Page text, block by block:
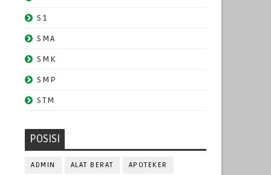
S1
SMA
SMK
SMP
STM
POSISI
ADMIN ALAT BERAT APOTEKER